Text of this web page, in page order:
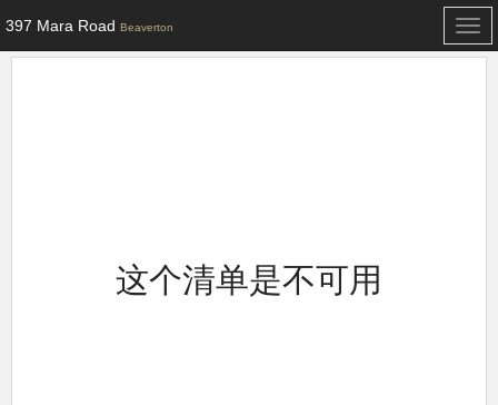
397 Mara Road Beaverton
这个清单是不可用